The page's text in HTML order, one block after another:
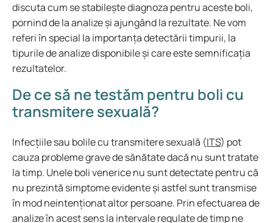
discuta cum se stabilește diagnoza pentru aceste boli,
pornind de la analize și ajungând la rezultate. Ne vom
referi în special la importanța detectării timpurii, la
tipurile de analize disponibile și care este semnificația
rezultatelor.
De ce să ne testăm pentru boli cu
transmitere sexuală?
Infecțiile sau bolile cu transmitere sexuală (ITS) pot
cauza probleme grave de sănătate dacă nu sunt tratate
la timp. Unele boli venerice nu sunt detectate pentru că
nu prezintă simptome evidente și astfel sunt transmise
în mod neintenționat altor persoane. Prin efectuarea de
analize în acest sens la intervale regulate de timp ne